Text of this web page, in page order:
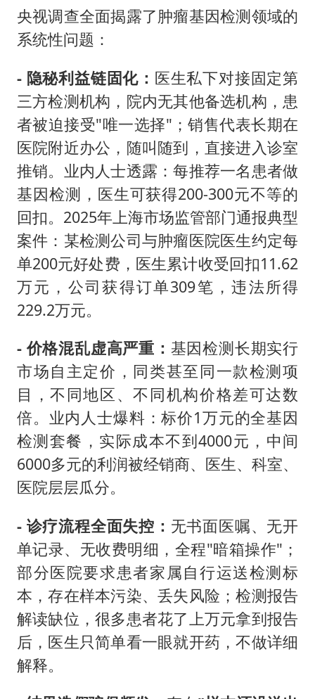
央视调查全面揭露了肿瘤基因检测领域的
系统性问题：
- 隐秘利益链固化： 医生私下对接固定第
三方检测机构，院内无其他备选机构，患
者被迫接受"唯一选择"；销售代表长期在
医院附近办公，随叫随到，直接进入诊室
推销。业内人士透露：每推荐一名患者做
基因检测，医生可获得200-300元不等的
回扣。2025年上海市场监管部门通报典型
案件：某检测公司与肿瘤医院医生约定每
单200元好处费，医生累计收受回扣11.62
万元，公司获得订单309笔，违法所得
229.2万元。
- 价格混乱虚高严重： 基因检测长期实行
市场自主定价，同类甚至同一款检测项
目，不同地区、不同机构价格差可达数
倍。业内人士爆料：标价1万元的全基因
检测套餐，实际成本不到4000元，中间
6000多元的利润被经销商、医生、科室、
医院层层瓜分。
- 诊疗流程全面失控： 无书面医嘱、无开
单记录、无收费明细，全程"暗箱操作"；
部分医院要求患者家属自行运送检测标
本，存在样本污染、丢失风险；检测报告
解读缺位，很多患者花了上万元拿到报告
后，医生只简单看一眼就开药，不做详细
解释。